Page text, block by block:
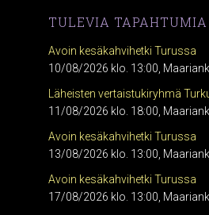
TULEVIA TAPAHTUMIA
Avoin kesäkahvihetki Turussa
10/08/2026 klo. 13:00,
Läheisten vertaistukiryhmä
11/08/2026 klo. 18:00,
Avoin kesäkahvihetki Turussa
13/08/2026 klo. 13:00,
Avoin kesäkahvihetki Turussa
17/08/2026 klo. 13:00,